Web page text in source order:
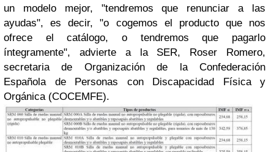
un modelo mejor, "tendremos que renunciar a las
ayudas", es decir, "o cogemos el producto que nos
ofrece el catálogo, o tendremos que pagarlo
íntegramente", advierte a la SER, Roser Romero,
secretaria de Organización de laConfederación
Española de Personas con Discapacidad Física y
Orgánica(COCEMFE).